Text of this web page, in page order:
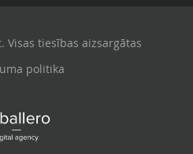
Visas tiesības aizsargātas
politika